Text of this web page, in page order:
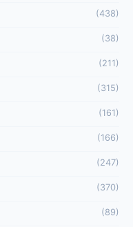
(438)
(38)
(211)
(315)
(161)
(166)
(247)
(370)
(89)